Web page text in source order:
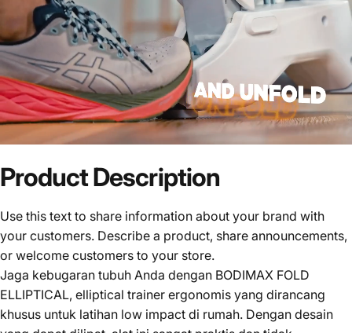
ProductDescription
Use this text to share information about your brand with
your customers. Describe a product, share announcements,
or welcome customers to your store.
Jaga kebugaran tubuh Anda dengan BODIMAX FOLD
ELLIPTICAL, elliptical trainer ergonomis yang dirancang
khusus untuk latihan low impact di rumah. Dengan desain